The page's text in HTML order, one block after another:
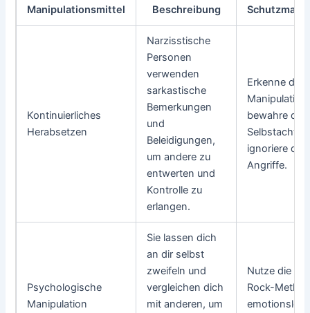
Manipulationsmittel Beschreibung
Kontinuierliches
Herabsetzen
Narzisstische
Personen
verwenden
sarkastische
Bemerkungen
und
Beleidigungen,
um andere zu
entwerten und
Kontrolle zu
erlangen.
Erkenne die
Manipulation,
bewahre
ignoriere die
Angriffe.
Psychologische
Manipulation
Sie lassen dich
an dir selbst
zweifeln und
vergleichen dich
mit anderen, um
Nutze die
Rock-
emotionslos